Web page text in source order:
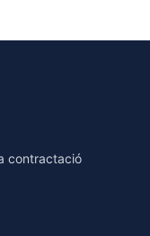
contractació